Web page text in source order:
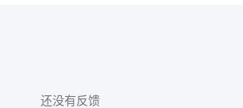
还没有反馈